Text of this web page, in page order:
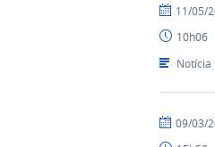
por
-
SEAD
publicado
11/05/
10h06
Notícia
por
publicado
09/03/